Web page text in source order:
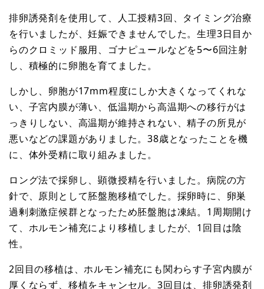
排卵誘発剤を使用して、人工授精3回、タイミング治療
を行いましたが、妊娠できませんでした。生理3日目か
らのクロミッド服用、ゴナピュールなどを5〜6回注射
し、積極的に卵胞を育てました。
しかし、卵胞が17mm程度にしか大きくなってくれな
い、子宮内膜が薄い、低温期から高温期への移行がは
っきりしない、高温期が維持されない、精子の所見が
悪いなどの課題がありました。38歳となったことを機
に、体外受精に取り組みました。
ロング法で採卵し、顕微授精を行いました。病院の方
針で、原則として胚盤胞移植でした。採卵時に、卵巣
過剰刺激症候群となったため胚盤胞は凍結。1周期開け
て、ホルモン補充により移植しましたが、1回目は陰
性。
2回目の移植は、ホルモン補充にも関わらす子宮内膜が
厚くならず、移植をキャンセル。3回目は、排卵誘発剤